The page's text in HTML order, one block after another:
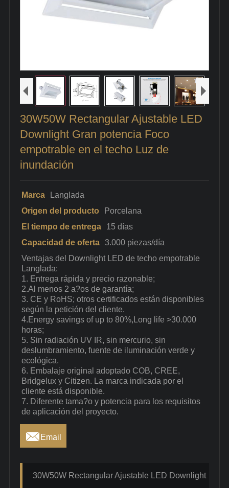
30W50W Rectangular Ajustable LED
Downlight Gran potencia Foco
empotrable en el techo Luz de
inundación
Marca
Langlada
Origen del producto
Porcelana
El tiempo de entrega
15 días
Capacidad de oferta 3.000 piezas/día
Ventajas del Downlight LED de techo empotrable
Langlada:
1. Entrega rápida y precio razonable;
2.Al menos 2 a?os de garantía;
3. CE y RoHS; otros certificados están disponibles
según la petición del cliente.
4.Energy savings of up to 80%,Long life >30.000
horas;
5. Sin radiación UV IR, sin mercurio, sin
deslumbramiento, fuente de iluminación verde y
ecológica.
6. Embalaje original adoptado COB, CREE,
Bridgelux y Citizen. La marca indicada por el
cliente está disponible.
7. Diferente tama?o y potencia para los requisitos
de aplicación del proyecto.
 Email
30W50W Rectangular Ajustable LED Downlight